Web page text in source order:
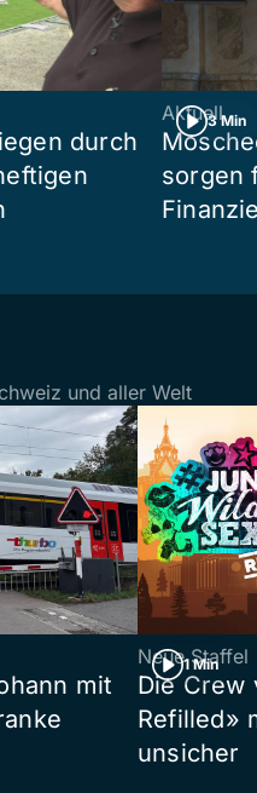
durch
3 Min
Aktuell
sorgen
und aller Welt
mit
1 Min
Neue Staffel
Die Crew
Refilled»
unsicher